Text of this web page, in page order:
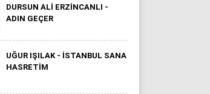
DURSUN ALI ERZINCANLI -
ADIN GEÇER
UĞUR IŞILAK - İSTANBUL SANA
HASRETIM